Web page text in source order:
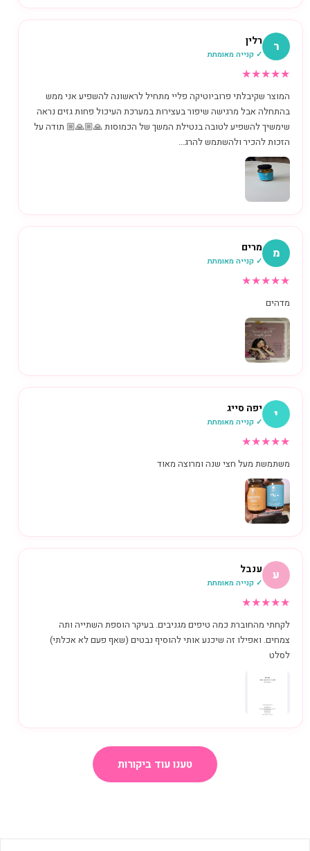
ר רלין
✓ קנייה מאומתת
★
★
★
★
★
המוצר שקיבלתי פרוביוטיקה פליי מתחיל לראשונה להשפיע אני ממש
בהתחלה אבל מרגישה שיפור בעצירות במערכת העיכול פחות גזים נראה
שימשיך להשפיע לטובה בנטילת המשך של הכמוסות 🙏🏼🙏🏼 תודה על
הזכות להכיר ולהשתמש להרג...
מ מרים
✓ קנייה מאומתת
★
★
★
★
★
מדהים
י יפה סייג
✓ קנייה מאומתת
★
★
★
★
★
משתמשת מעל חצי שנה ומרוצה מאוד
ע ענבל
✓ קנייה מאומתת
★
★
★
★
★
לקחתי מהחוברת כמה טיפים מגניבים. בעיקר הוספת השתייה ותה
צמחים. ואפילו זה שיכנע אותי להוסיף נבטים (שאף פעם לא אכלתי)
לסלט
טענו עוד ביקורות